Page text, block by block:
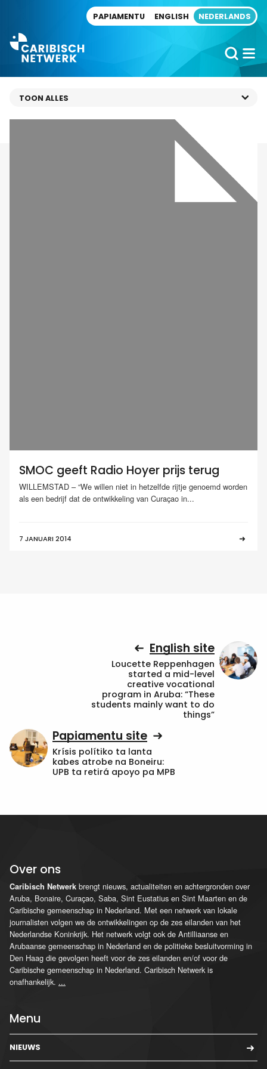
PAPIAMENTU ENGLISH NEDERLANDS
SMOC geeft Radio Hoyer prijs terug
WILLEMSTAD – “We willen niet in hetzelfde rijtje genoemd worden
als een bedrijf dat de ontwikkeling van Curaçao in...
7 JANUARI 2014
English site
Loucette Reppenhagen
started a mid-level
creative vocational
program in Aruba: “These
students mainly want to do
things”
Papiamentu site
Krísis polítiko ta lanta
kabes atrobe na Boneiru:
UPB ta retirá apoyo pa MPB
Over ons
Caribisch Netwerk brengt nieuws, actualiteiten en achtergronden over
Aruba, Bonaire, Curaçao, Saba, Sint Eustatius en Sint Maarten en de
Caribische gemeenschap in Nederland. Met een netwerk van lokale
journalisten volgen we de ontwikkelingen op de zes eilanden van het
Nederlandse Koninkrijk. Het netwerk volgt ook de Antilliaanse en
Arubaanse gemeenschap in Nederland en de politieke besluitvorming in
Den Haag die gevolgen heeft voor de zes eilanden en/of voor de
Caribische gemeenschap in Nederland. Caribisch Netwerk is
onafhankelijk. ...
Menu
NIEUWS